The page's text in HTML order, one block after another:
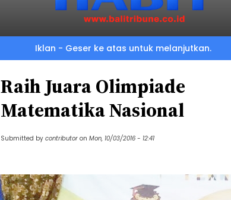
Iklan - Geser ke atas untuk melanjutkan.
Raih Juara Olimpiade
Matematika Nasional
Submitted by contributor on Mon, 10/03/2016 - 12:41